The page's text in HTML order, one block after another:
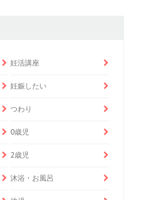
妊活講座
妊娠したい
つわり
0歳児
2歳児
沐浴・お風呂